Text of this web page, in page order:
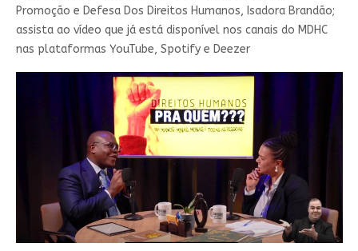
Promoção e Defesa Dos Direitos Humanos, Isadora Brandão;
assista ao vídeo que já está disponível nos canais do MDHC
nas plataformas YouTube, Spotify e Deezer